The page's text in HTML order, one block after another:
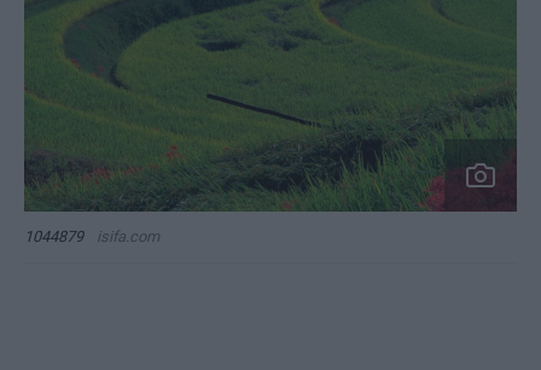
1044879 isifa.com